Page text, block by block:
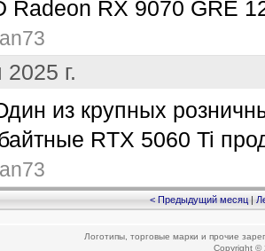
Radeon RX 9070 GRE
г.
из крупных
RTX 5060 Ti
< Предыдущий месяц|
Логотипы, торговые марки и прочие
Copyright ©